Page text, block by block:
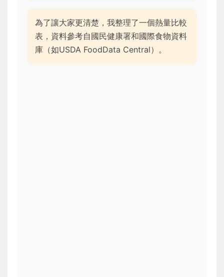
為了讓大家更清楚，我整理了一個熱量比較
表，資料參考自國民健康署和國際食物資料
庫（如USDA FoodData Central）。